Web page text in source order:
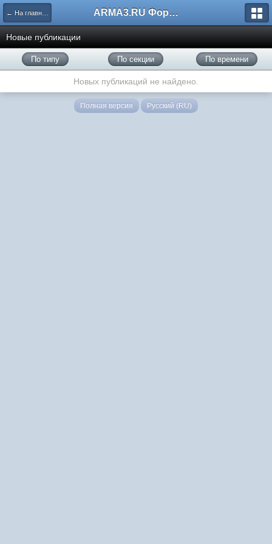
← На главную ARMA3.RU Форум
Новые публикации
По типу По секции По времени
Новых публикаций не найдено.
Полная версия Русский (RU)